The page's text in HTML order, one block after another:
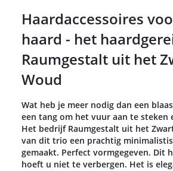
Haardaccessoires
haard - het
Raumgestalt uit het
Woud
Wat heb je meer nodig dan een
een tang om het vuur aan te steken
Het bedrijf Raumgestalt uit het
van dit trio een prachtig
gemaakt. Perfect vormgegeven. Dit
hoeft u niet te verbergen. Het is